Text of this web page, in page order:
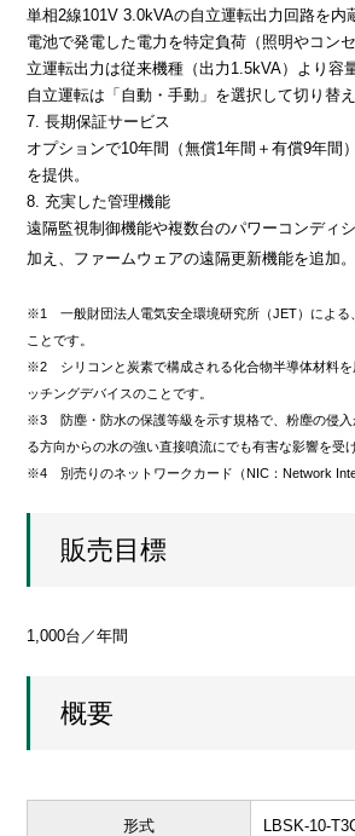
単相2線101V 3.0kVAの自立運転出力回路を内
電池で発電した電力を特定負荷（照明やコン
立運転出力は従来機種（出力1.5kVA）より容
自立運転は「自動・手動」を選択して切り替え
7. 長期保証サービス
オプションで10年間（無償1年間＋有償9年間
を提供。
8. 充実した管理機能
遠隔監視制御機能や複数台のパワーコンディ
加え、ファームウェアの遠隔更新機能を追加。
※1 一般財団法人電気安全環境研究所（JET）による
ことです。
※2 シリコンと炭素で構成される化合物半導体材料を
ッチングデバイスのことです。
※3 防塵・防水の保護等級を示す規格で、粉塵の侵入
る方向からの水の強い直接噴流にでも有害な影響を受
※4 別売りのネットワークカード（NIC：Network
販売目標
1,000台／年間
概要
形式 LBSK-10-